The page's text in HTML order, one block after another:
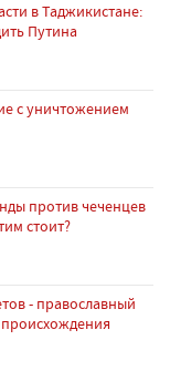
в Таджикистане:
Путина
с уничтожением
против чеченцев
стоит?
- православный
происхождения